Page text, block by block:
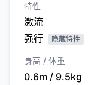
特性
激流
强行
隐藏特性
身高 / 体重
0.6m / 9.5kg